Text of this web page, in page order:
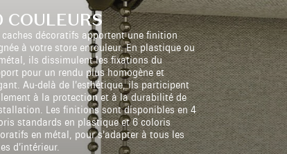
COULEURS
caches décoratifs apportent une finition
à votre store enrouleur. En plastique ou
ils dissimulent les fixations du
pour un rendu plus homogène et
Au-delà de l’esthétique, ils participent
à la protection et à la durabilité de
Les finitions sont disponibles en 4
standards en plastique et 6 coloris
en métal, pour s’adapter à tous les
d’intérieur.